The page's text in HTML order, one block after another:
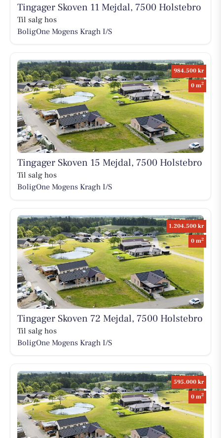
Tingager Skoven 11 Mejdal, 7500 Holstebro
Til salg hos
BoligOne Mogens Kragh I/S
984.500 kr
0 m2
Tingager Skoven 15 Mejdal, 7500 Holstebro
Til salg hos
BoligOne Mogens Kragh I/S
1.204.500 kr
0 m2
Tingager Skoven 72 Mejdal, 7500 Holstebro
Til salg hos
BoligOne Mogens Kragh I/S
595.000 kr
0 m2